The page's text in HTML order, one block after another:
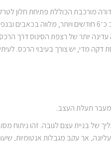
מורכבת הכוללת פתיחת חלון
גבוהים.
יותר של רצפת הסינוס דרך
מדי, יש צורך בעיבוי הרכס.
תעלת העצב.
של בניית עצם לגובה. זהו ניתוח מסובך,
אך עקב מגבלות אנטומיות,